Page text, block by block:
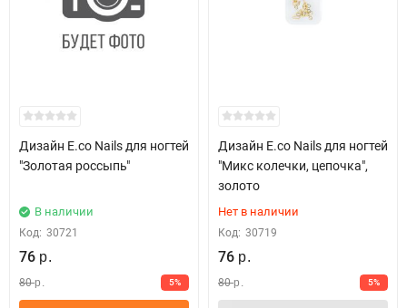
Дизайн E.co Nails для ногтей
"Золотая россыпь"
В наличии
Код: 30721
76 р.
80 р. 5%
Дизайн E.co Nails для ногтей
"Микс колечки, цепочка",
золото
Нет в наличии
Код: 30719
76 р.
80 р. 5%